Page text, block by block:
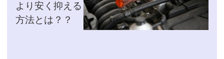
より安く抑える
方法とは？？